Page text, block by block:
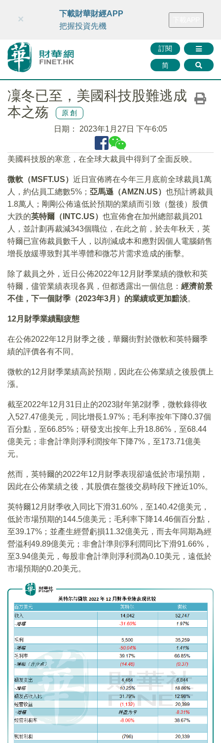
財華智庫網 FINTV FINMETA 財華證券 媒體矩陣
訂閱
简
×
下載財華財經APP
把握投資先機
凜冬已至，美國科技股難逃成
本之殇
原創
日期： 2023年1月27日 下午6:05
美國科技股的寒意，在全球大裁員中得到了全面反映。
微軟（MSFT.US） 近日宣佈將在今年三月底前全球裁員1萬
人，約佔員工總數5%； 亞馬遜（AMZN.US） 也預計將裁員
1.8萬人；剛剛公佈遠低於預期的業績而引致（盤後）股價
大跌的英特爾（INTC.US） 也宣佈會在加州總部裁員201
人，並計劃再裁減343個職位，在此之前，於去年秋天，英
特爾已宣佈裁員數千人，以削減成本和應對因個人電腦銷售
增長放緩導致對其半導體和微芯片需求造成的衝擊。
除了裁員之外，近日公佈2022年12月財季業績的微軟和英
特爾，儘管業績表現各異，但都透露出一個信息： 經濟前景
不佳，下一個財季（2023年3月）的業績或更加黯淡。
12月財季業績顯疲態
在公佈2022年12月財季之後，華爾街對於微軟和英特爾季
績的評價各有不同。
微軟的12月財季業績高於預期，因此在公佈業績之後股價上
漲。
截至2022年12月31日止的2023財年第2財季，微軟錄得收
入527.47億美元，同比增長1.97%；毛利率按年下降0.37個
百分點，至66.85%；研發支出按年上升18.86%，至68.44
億美元；非會計準則淨利潤按年下降7%，至173.71億美
元。
然而，英特爾的2022年12月財季表現卻遠低於市場預期，
因此在公佈業績之後，其股價在盤後交易時段下挫近10%。
英特爾12月財季收入同比下滑31.60%，至140.42億美元，
低於市場預期的144.5億美元；毛利率下降14.46個百分點，
至39.17%；並產生經營虧損11.32億美元，而去年同期為經
營溢利49.89億美元；非會計準則淨利潤同比下滑91.66%，
至3.94億美元，每股非會計準則淨利潤為0.10美元，遠低於
市場預期的0.20美元。